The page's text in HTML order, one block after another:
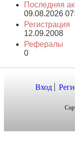
Последняя
09.08.2026
Регистрация
12.09.2008
Рефералы
0
Вход